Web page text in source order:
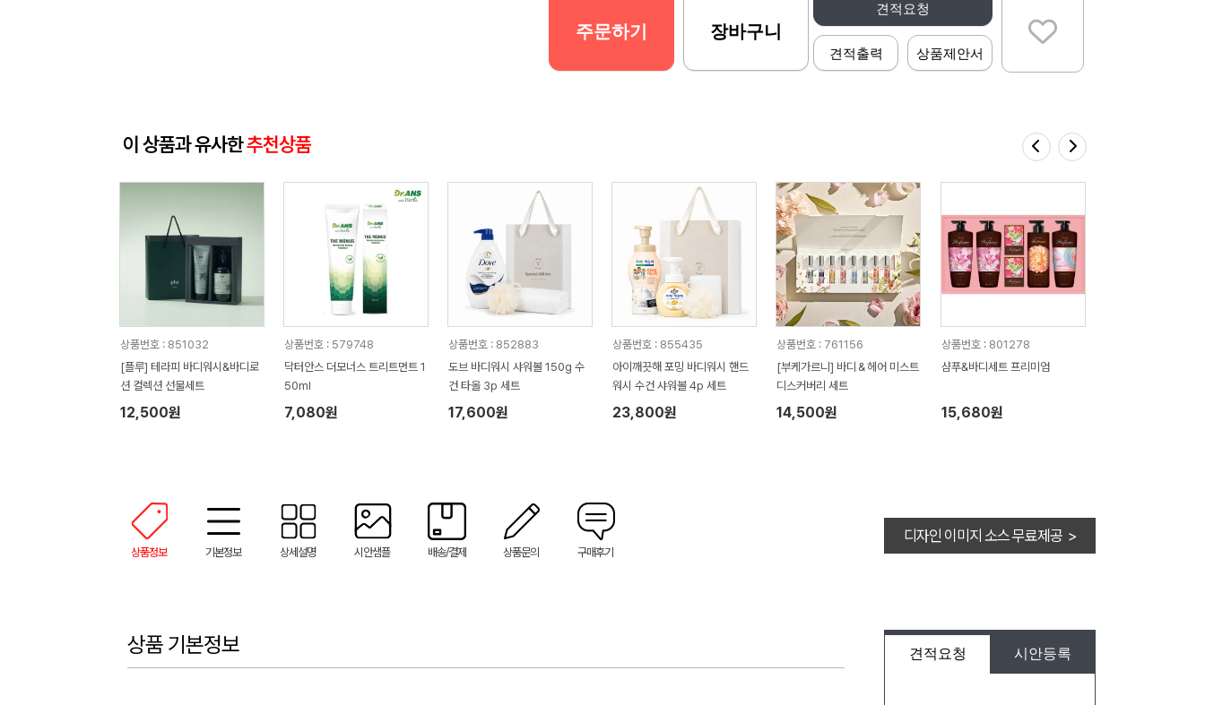
견적요청
견적출력 상품제안서
주문하기 장바구니
이 상품과 유사한추천상품
상품번호 : 851032
[플루] 테라피 바디워시&바디로
션 컬렉션 선물세트
12,500원
상품번호 : 579748
닥터안스 더모너스 트리트먼트 1
50ml
7,080원
상품번호 : 852883
도브 바디워시 샤워볼 150g 수
건 타올 3p 세트
17,600원
상품번호 : 855435
아이깨끗해 포밍 바디워시 핸드
워시 수건 샤워볼 4p 세트
23,800원
상품번호 : 761156
[부케가르니] 바디＆헤어 미스트
디스커버리 세트
14,500원
상품번호 : 801278
샴푸&바디세트 프리미엄
15,680원
상품정보 기본정보 상세설명 시안샘플 배송/결제 상품문의 구매후기
디자인 이미지 소스 무료제공 >
견적요청 시안등록
상품 기본정보